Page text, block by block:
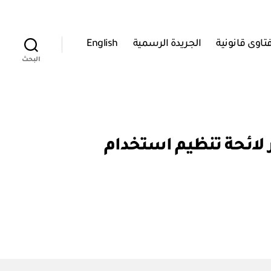
قانونية الجريدة الرسمية English
البحث
السمكية: قرار وزاري رقم ٨٤ / ٢٠٢٠ بإصدار لائحة تنظيم استخدام